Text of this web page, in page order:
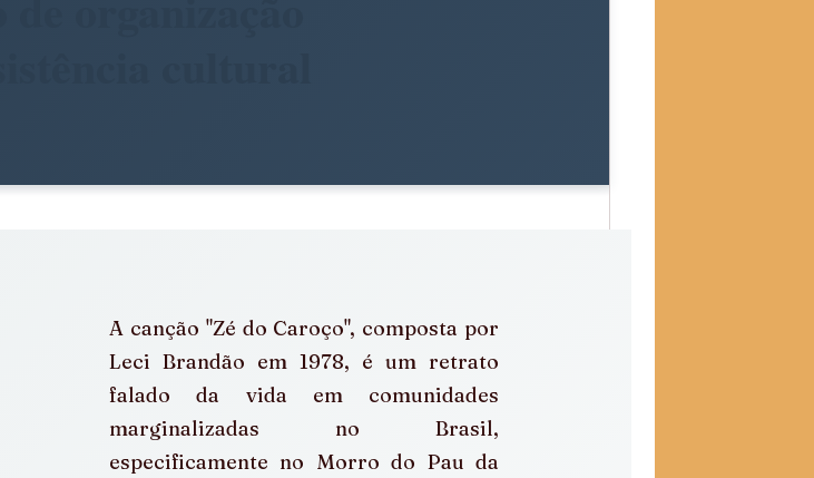
A canção "Zé do Caroço", composta por
Leci Brandão em 1978, é um retrato
falado da vida em comunidades
marginalizadas no Brasil,
especificamente no Morro do Pau da